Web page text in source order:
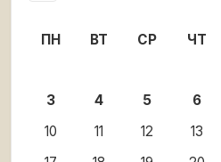
ПН ВТ СР ЧТ
3
4 5 6
10
11 12 13